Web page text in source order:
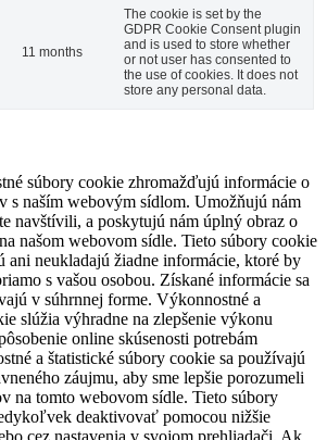
11 months
The cookie is set by the
GDPR Cookie Consent plugin
and is used to store whether
or not user has consented to
the use of cookies. It does not
store any personal data.
súbory cookie zhromažďujú informácie o
s naším webovým sídlom. Umožňujú nám
navštívili, a poskytujú nám úplný obraz o
našom webovom sídle. Tieto súbory cookie
ani neukladajú žiadne informácie, ktoré by
s vašou osobou. Získané informácie sa
v súhrnnej forme. Výkonnostné a
slúžia výhradne na zlepšenie výkonu
online skúsenosti potrebám
a štatistické súbory cookie sa používajú
záujmu, aby sme lepšie porozumeli
na tomto webovom sídle. Tieto súbory
deaktivovať pomocou nižšie
cez nastavenia v svojom prehliadači. Ak